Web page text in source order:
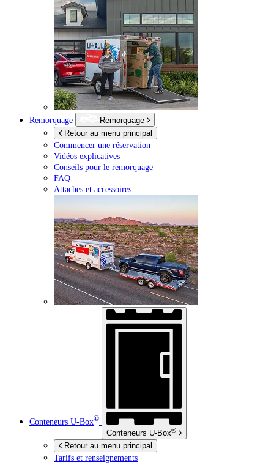
Remorquage
Remorquage
Retour au menu principal
Commencer une réservation
Vidéos explicatives
Conseils pour le remorquage
FAQ
Attaches et accessoires
Conteneurs U-Box®
Conteneurs U-Box®
Retour au menu principal
Tarifs et renseignements